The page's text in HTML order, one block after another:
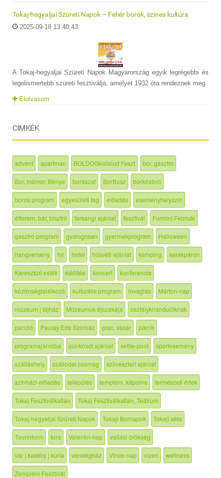
Tokaj-hegyaljai Szüreti Napok – Fehér borok, színes kultúra
2025-09-18 13:40:43
A Tokaj-hegyaljai Szüreti Napok Magyarország egyik legrégebbi és
legelismertebb szüreti fesztiválja, amelyet 1932 óta rendeznek meg.
Elolvasom
CIMKÉK
advent apartman BOLDOGkisfalud Feszt bor, gasztro
Bor, mámor, Bénye borászat BorBusz borkóstoló
boros program egyesületi tag előadás eseményhelyszín
étterem, bár, bisztró farsangi ajánlat fesztivál Furmint Február
gasztro program gyalogosan gyermekprogram Halloween
hangverseny hír hotel húsvéti ajánlat kemping kerékpáron
Keresztúri esték kiállítás koncert konferencia
közönségtalálkozó kulturális program lovaglás Márton-nap
múzeum | tájház Múzeumok éjszakája osztálykirándulóknak
panzió Paulay Ede Színház piac, vásár piknik
programajánlóba pünkösdi ajánlat selfie-pont sportesemény
szálláshely szállodai csomag szilveszteri ajánlat
színházi előadás település templom, kápolna természeti érték
Tokaj Fesztiválkatlan Tokaj Fesztiválkatlan, Teátrum
Tokaj-hegyaljai Szüreti Napok Tokaji Bornapok Tokaji séta
Tourinform túra Valentin-nap vallási örökség
vár | kastély | kúria vendégház Vince-nap vízen wellness
Zempléni Fesztivál